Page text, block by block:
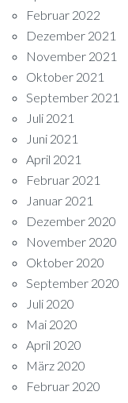
Februar 2022
Dezember 2021
November 2021
Oktober 2021
September 2021
Juli 2021
Juni 2021
April 2021
Februar 2021
Januar 2021
Dezember 2020
November 2020
Oktober 2020
September 2020
Juli 2020
Mai 2020
April 2020
März 2020
Februar 2020